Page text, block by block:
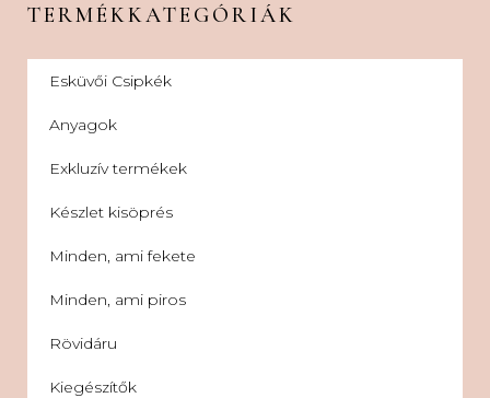
TERMÉKKATEGÓRIÁK
Esküvői Csipkék
Anyagok
Exkluzív termékek
Készlet kisöprés
Minden, ami fekete
Minden, ami piros
Rövidáru
Kiegészítők